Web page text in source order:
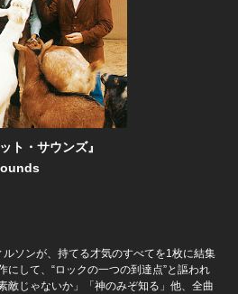
ト・サウンズ』
ソンが、持てる才気のすべてを1枚に結集
にして、“ロックの一つの到達点”と謳われ
敵じゃないか」「神のみぞ知る」他、全曲